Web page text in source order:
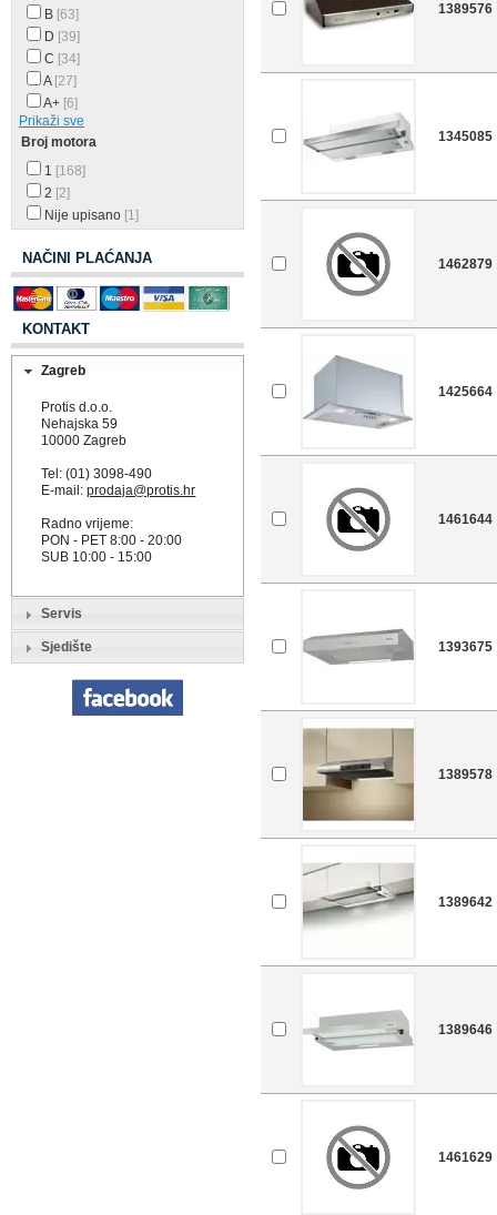
B [63]
D [39]
C [34]
A [27]
A+ [6]
Prikaži sve
Broj motora
1 [168]
2 [2]
Nije upisano [1]
NAČINI PLAĆANJA
KONTAKT
Zagreb
Protis d.o.o.
Nehajska 59
10000 Zagreb
Tel: (01) 3098-490
E-mail:prodaja@protis.hr
Radno vrijeme:
PON - PET 8:00 - 20:00
SUB 10:00 - 15:00
Servis
Sjedište
1389576
1345085
1462879
1425664
1461644
1393675
1389578
1389642
1389646
1461629